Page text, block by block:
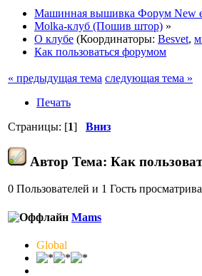
Машинная вышивка Форум New
Molka-клуб (Пошив штор) »
О клубе (Координаторы: Besvet,
Как пользоваться форумом
« предыдущая тема следующая тема »
Печать
Страницы: [1] Вниз
Автор Тема: Как
0 Пользователей и 1 Гость
Mams
Global